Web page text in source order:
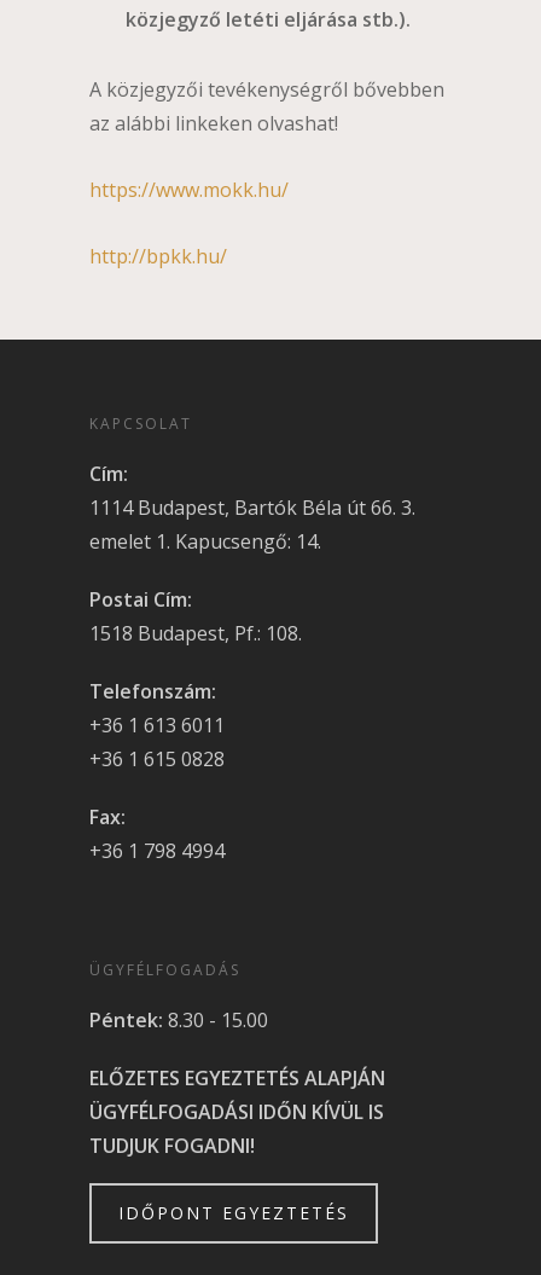
közjegyző letéti eljárása stb.).
A közjegyzői tevékenységről bővebben
az alábbi linkeken olvashat!
https://www.mokk.hu/
http://bpkk.hu/
KAPCSOLAT
Cím:
1114 Budapest, Bartók Béla út 66. 3.
emelet 1. Kapucsengő: 14.
Postai Cím:
1518 Budapest, Pf.: 108.
Telefonszám:
+36 1 613 6011
+36 1 615 0828
Fax:
+36 1 798 4994
ÜGYFÉLFOGADÁS
Péntek: 8.30 - 15.00
ELŐZETES EGYEZTETÉS ALAPJÁN
ÜGYFÉLFOGADÁSI IDŐN KÍVÜL IS
TUDJUK FOGADNI!
IDŐPONT EGYEZTETÉS